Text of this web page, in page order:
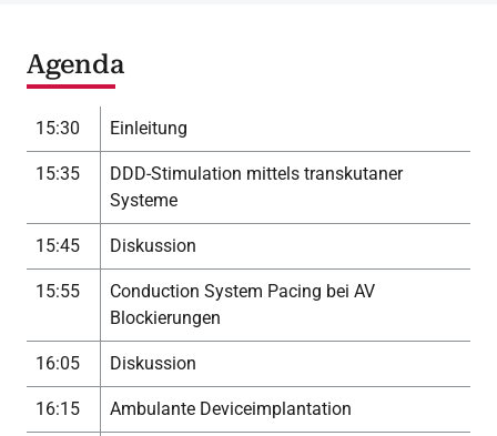
Agenda
15:30 Einleitung
15:35
DDD-Stimulation mittels transkutaner
Systeme
15:45 Diskussion
15:55
Conduction System Pacing bei AV
Blockierungen
16:05 Diskussion
16:15 Ambulante Deviceimplantation